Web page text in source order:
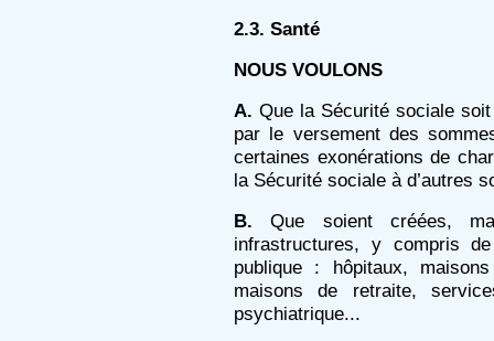
2.3. Santé
NOUS VOULONS
A. Que la Sécurité sociale
par le versement des
certaines exonérations de
la Sécurité sociale à d’autres
B. Que soient créées,
infrastructures, y compris
publique : hôpitaux,
maisons de retraite,
psychiatrique...